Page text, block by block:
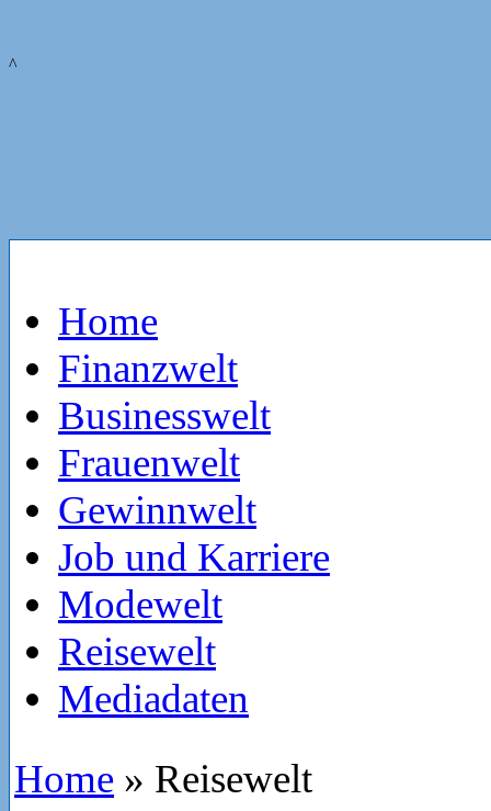
^
Home
Finanzwelt
Businesswelt
Frauenwelt
Gewinnwelt
Job und Karriere
Modewelt
Reisewelt
Mediadaten
Home » Reisewelt